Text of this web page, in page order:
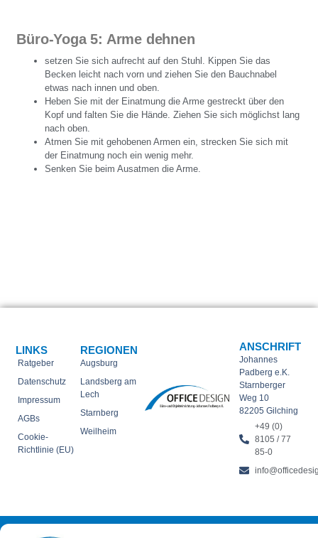
Büro-Yoga 5: Arme dehnen
setzen Sie sich aufrecht auf den Stuhl. Kippen Sie das
Becken leicht nach vorn und ziehen Sie den Bauchnabel
etwas nach innen und oben.
Heben Sie mit der Einatmung die Arme gestreckt über den
Kopf und falten Sie die Hände. Ziehen Sie sich möglichst lang
nach oben.
Atmen Sie mit gehobenen Armen ein, strecken Sie sich mit
der Einatmung noch ein wenig mehr.
Senken Sie beim Ausatmen die Arme.
REGIONEN
Augsburg
Landsberg am
Lech
Starnberg
Weilheim
LINKS
Ratgeber
Datenschutz
Impressum
AGBs
Cookie-
Richtlinie (EU)
ANSCHRIFT
Johannes
Padberg e.K.
Starnberger
Weg 10
82205 Gilching
+49 (0)
8105 / 77
85-0
OFFICE DESIGN | Büro- und Objekteinrichtungen | All Rights Reserved. ©